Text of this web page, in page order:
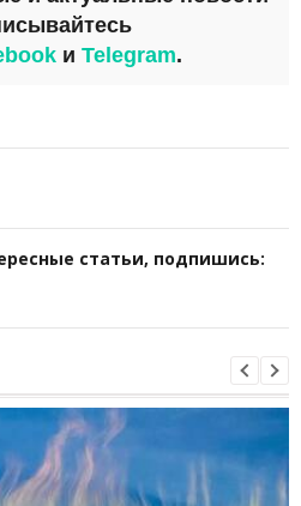
и Telegram.
статьи, подпишись: